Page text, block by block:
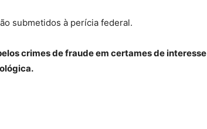
submetidos à perícia federal.
crimes de fraude em certames de interesse